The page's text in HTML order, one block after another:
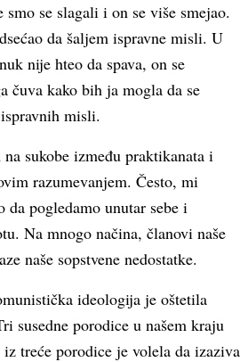
se slagali i on se više smejao.
da šaljem ispravne misli. U
nije hteo da spava, on se
čuva kako bih ja mogla da se
misli.
na sukobe između praktikanata i
razumevanjem. Često, mi
pogledamo unutar sebe i
Na mnogo načina, članovi naše
naše sopstvene nedostatke.
ideologija je oštetila
susedne porodice u našem kraju
iz treće porodice je volela da izaziva